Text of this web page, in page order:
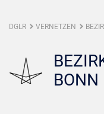
DGLR VERNETZEN
BONN